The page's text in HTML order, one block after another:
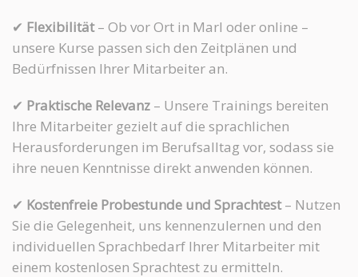
✔ Flexibilität– Ob vor Ort in Marl oder online –
unsere Kurse passen sich den Zeitplänen und
Bedürfnissen Ihrer Mitarbeiter an.
✔ Praktische Relevanz – Unsere Trainings bereiten
Ihre Mitarbeiter gezielt auf die sprachlichen
Herausforderungen im Berufsalltag vor, sodass sie
ihre neuen Kenntnisse direkt anwenden können.
✔ Kostenfreie Probestunde und Sprachtest– Nutzen
Sie die Gelegenheit, uns kennenzulernen und den
individuellen Sprachbedarf Ihrer Mitarbeiter mit
einem kostenlosen Sprachtest zu ermitteln.